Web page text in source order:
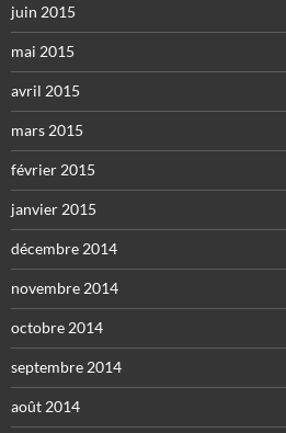
juin 2015
mai 2015
avril 2015
mars 2015
février 2015
janvier 2015
décembre 2014
novembre 2014
octobre 2014
septembre 2014
août 2014